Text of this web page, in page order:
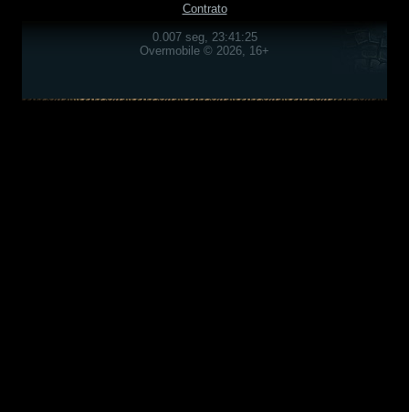
Contrato
0.007 seg, 23:41:25
Overmobile © 2026, 16+